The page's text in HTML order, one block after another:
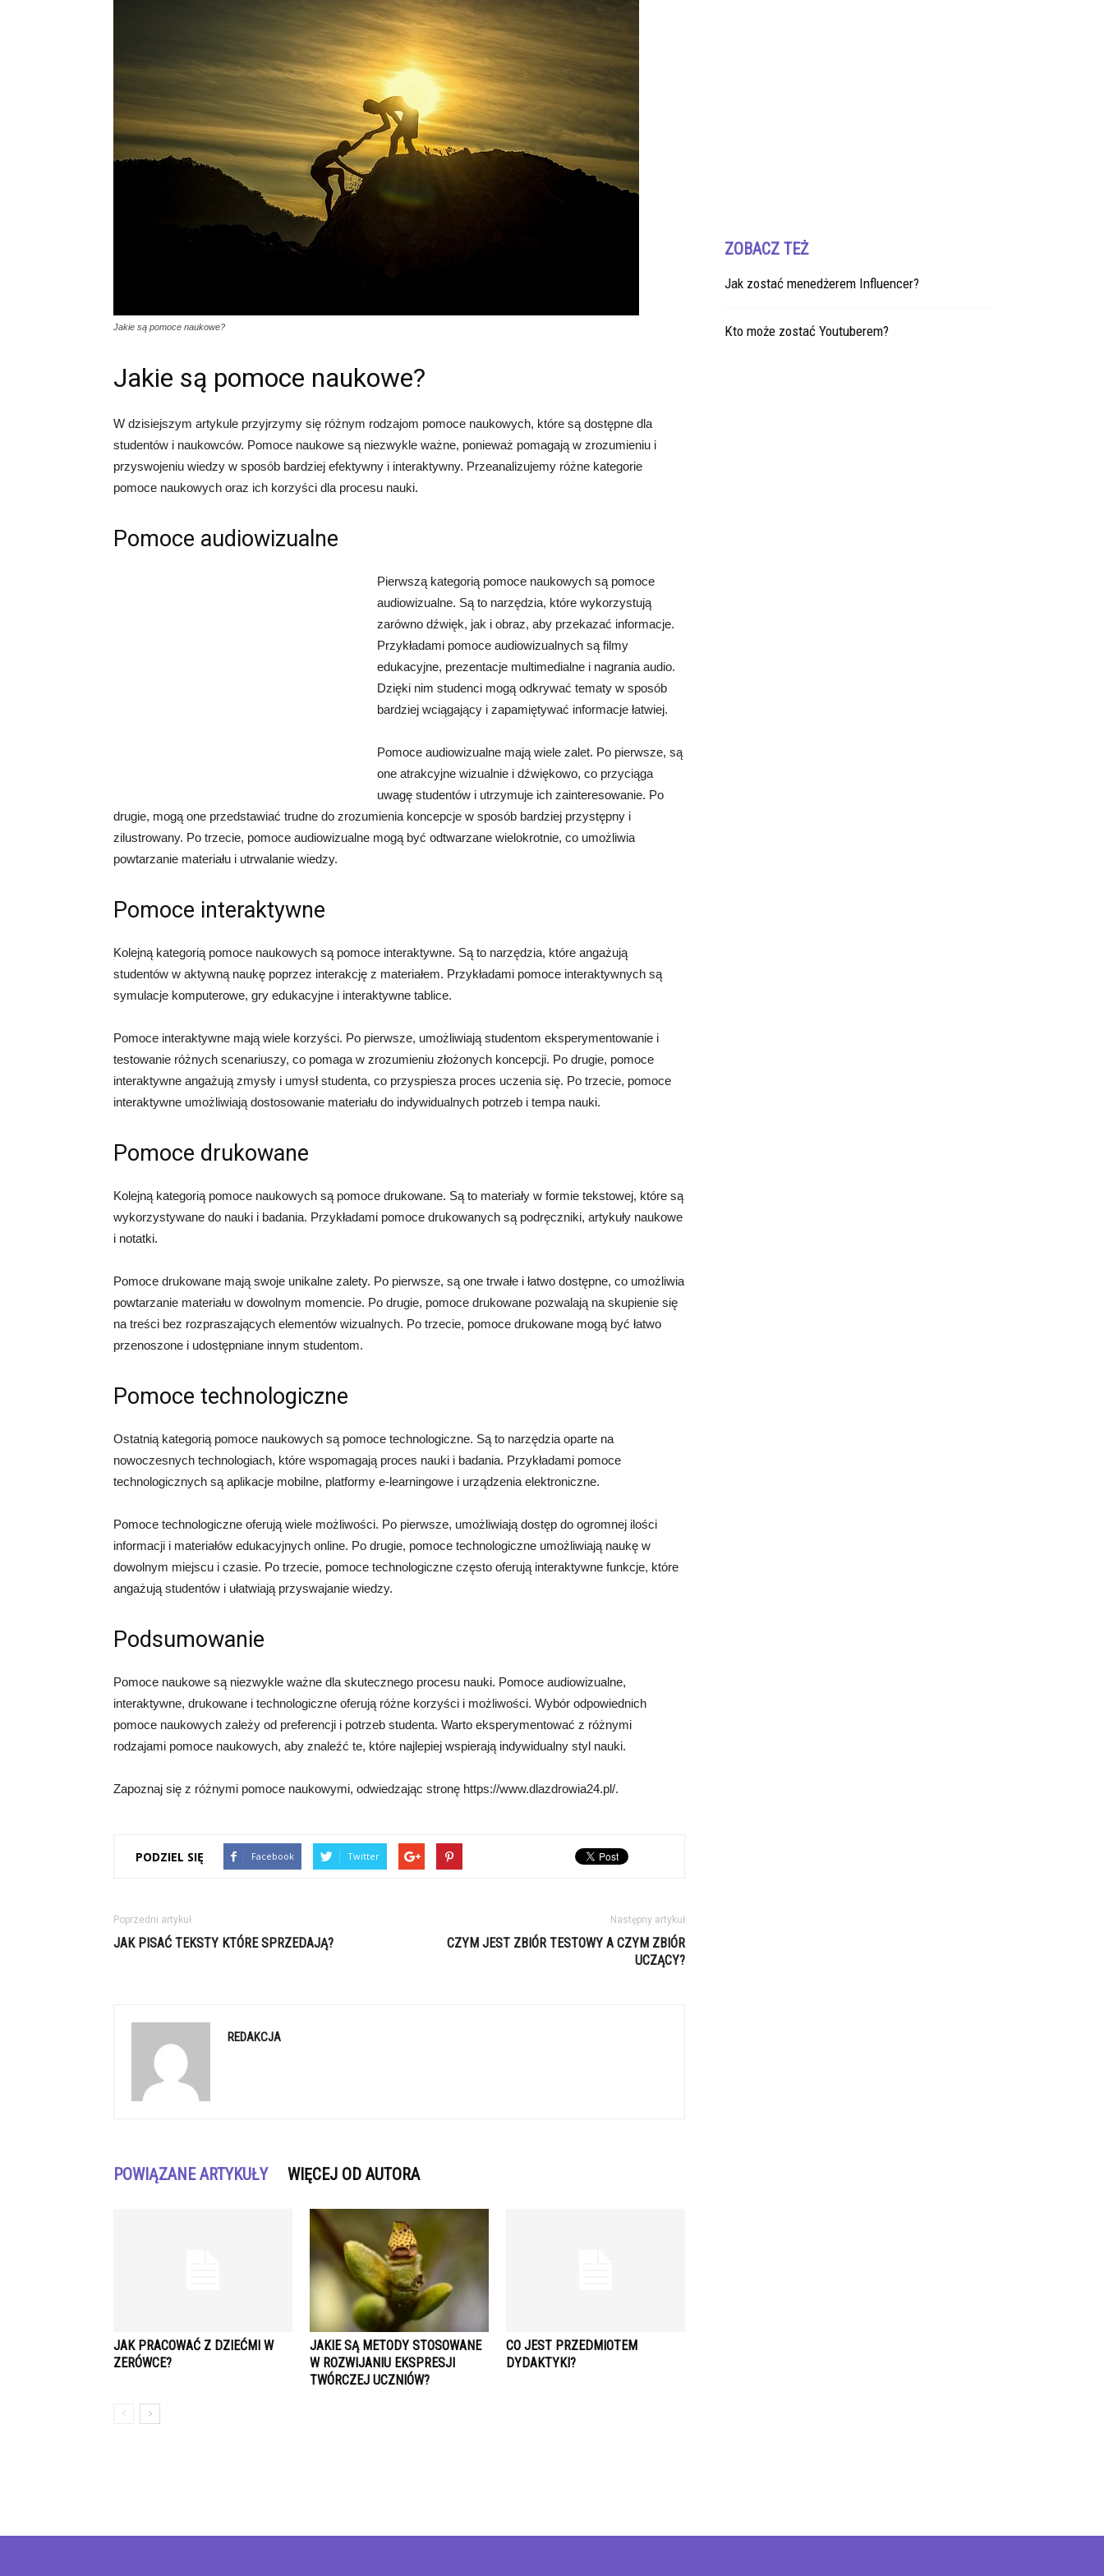
Jakie są pomoce naukowe?
Jakie są pomoce naukowe?
W dzisiejszym artykule przyjrzymy się różnym rodzajom pomoce naukowych, które są dostępne dla
studentów i naukowców. Pomoce naukowe są niezwykle ważne, ponieważ pomagają w zrozumieniu i
przyswojeniu wiedzy w sposób bardziej efektywny i interaktywny. Przeanalizujemy różne kategorie
pomoce naukowych oraz ich korzyści dla procesu nauki.
Pomoce audiowizualne
Pierwszą kategorią pomoce naukowych są pomoce
audiowizualne. Są to narzędzia, które wykorzystują
zarówno dźwięk, jak i obraz, aby przekazać informacje.
Przykładami pomoce audiowizualnych są filmy
edukacyjne, prezentacje multimedialne i nagrania audio.
Dzięki nim studenci mogą odkrywać tematy w sposób
bardziej wciągający i zapamiętywać informacje łatwiej.
Pomoce audiowizualne mają wiele zalet. Po pierwsze, są
one atrakcyjne wizualnie i dźwiękowo, co przyciąga
uwagę studentów i utrzymuje ich zainteresowanie. Po
drugie, mogą one przedstawiać trudne do zrozumienia koncepcje w sposób bardziej przystępny i
zilustrowany. Po trzecie, pomoce audiowizualne mogą być odtwarzane wielokrotnie, co umożliwia
powtarzanie materiału i utrwalanie wiedzy.
Pomoce interaktywne
Kolejną kategorią pomoce naukowych są pomoce interaktywne. Są to narzędzia, które angażują
studentów w aktywną naukę poprzez interakcję z materiałem. Przykładami pomoce interaktywnych są
symulacje komputerowe, gry edukacyjne i interaktywne tablice.
Pomoce interaktywne mają wiele korzyści. Po pierwsze, umożliwiają studentom eksperymentowanie i
testowanie różnych scenariuszy, co pomaga w zrozumieniu złożonych koncepcji. Po drugie, pomoce
interaktywne angażują zmysły i umysł studenta, co przyspiesza proces uczenia się. Po trzecie, pomoce
interaktywne umożliwiają dostosowanie materiału do indywidualnych potrzeb i tempa nauki.
Pomoce drukowane
Kolejną kategorią pomoce naukowych są pomoce drukowane. Są to materiały w formie tekstowej, które są
wykorzystywane do nauki i badania. Przykładami pomoce drukowanych są podręczniki, artykuły naukowe
i notatki.
Pomoce drukowane mają swoje unikalne zalety. Po pierwsze, są one trwałe i łatwo dostępne, co umożliwia
powtarzanie materiału w dowolnym momencie. Po drugie, pomoce drukowane pozwalają na skupienie się
na treści bez rozpraszających elementów wizualnych. Po trzecie, pomoce drukowane mogą być łatwo
przenoszone i udostępniane innym studentom.
Pomoce technologiczne
Ostatnią kategorią pomoce naukowych są pomoce technologiczne. Są to narzędzia oparte na
nowoczesnych technologiach, które wspomagają proces nauki i badania. Przykładami pomoce
technologicznych są aplikacje mobilne, platformy e-learningowe i urządzenia elektroniczne.
Pomoce technologiczne oferują wiele możliwości. Po pierwsze, umożliwiają dostęp do ogromnej ilości
informacji i materiałów edukacyjnych online. Po drugie, pomoce technologiczne umożliwiają naukę w
dowolnym miejscu i czasie. Po trzecie, pomoce technologiczne często oferują interaktywne funkcje, które
angażują studentów i ułatwiają przyswajanie wiedzy.
Podsumowanie
Pomoce naukowe są niezwykle ważne dla skutecznego procesu nauki. Pomoce audiowizualne,
interaktywne, drukowane i technologiczne oferują różne korzyści i możliwości. Wybór odpowiednich
pomoce naukowych zależy od preferencji i potrzeb studenta. Warto eksperymentować z różnymi
rodzajami pomoce naukowych, aby znaleźć te, które najlepiej wspierają indywidualny styl nauki.
Zapoznaj się z różnymi pomoce naukowymi, odwiedzając stronę https://www.dlazdrowia24.pl/.
PODZIEL SIĘ Facebook Twitter
Poprzedni artykuł
JAK PISAĆ TEKSTY KTÓRE SPRZEDAJĄ?
Następny artykuł
CZYM JEST ZBIÓR TESTOWY A CZYM ZBIÓR
UCZĄCY?
REDAKCJA
POWIĄZANE ARTYKUŁY WIĘCEJ OD AUTORA
JAK PRACOWAĆ Z DZIEĆMI W
ZERÓWCE?
JAKIE SĄ METODY STOSOWANE
W ROZWIJANIU EKSPRESJI
TWÓRCZEJ UCZNIÓW?
CO JEST PRZEDMIOTEM
DYDAKTYKI?
ZOBACZ TEŻ
Jak zostać menedżerem Influencer?
Kto może zostać Youtuberem?